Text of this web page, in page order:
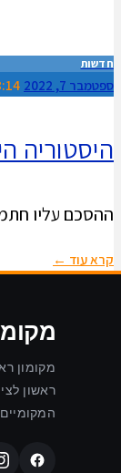
חדשות
ספטמבר 7, 2022 PM
היסטוריה הים
ההסכם עליו
קרא עוד ←
מקומון
ראשון